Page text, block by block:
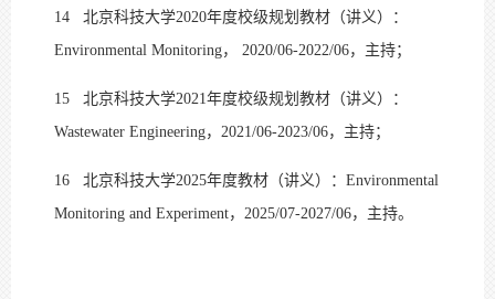
14
北京科技大学2020年度校级规划教材（讲义）：
Environmental Monitoring， 2020/06-2022/06，主持；
15
北京科技大学2021年度校级规划教材（讲义）：
Wastewater Engineering，2021/06-2023/06，主持；
16
北京科技大学2025年度教材（讲义）：Environmental
Monitoring and Experiment，2025/07-2027/06，主持。